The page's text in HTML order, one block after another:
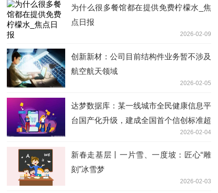
为什么很多餐馆都在提供免费柠檬水_焦
点日报
2026-02-09
创新新材：公司目前结构件业务暂不涉及
航空航天领域
2026-02-05
达梦数据库：某一线城市全民健康信息平
台国产化升级，建成全国首个信创标准超
2026-02-04
新春走基层丨一片雪、一度坡：匠心“雕
刻”冰雪梦
2026-02-03